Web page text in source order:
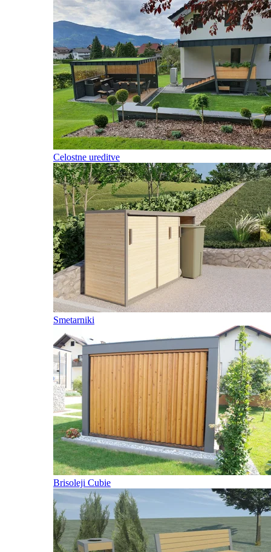
Celostne ureditve
Smetarniki
Brisoleji Cubie